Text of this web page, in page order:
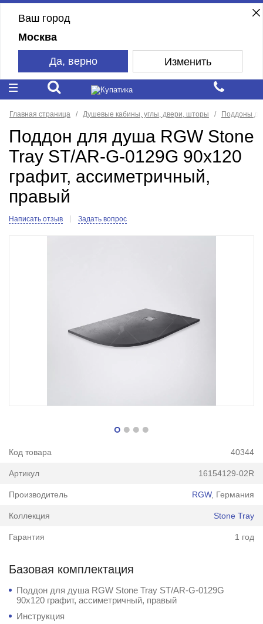
Ваш город
Москва
Да, верно Изменить
Главная страница Душевые кабины, углы, двери, шторы Поддоны
Поддон для душа RGW Stone
Tray ST/AR-G-0129G 90x120
графит, ассиметричный,
правый
Написать отзыв Задать вопрос
Код товара 40344
Артикул 16154129-02R
Производитель RGW, Германия
Коллекция Stone Tray
Гарантия 1 год
Базовая комплектация
Поддон для душа RGW Stone Tray ST/AR-G-0129G
90x120 графит, ассиметричный, правый
Инструкция